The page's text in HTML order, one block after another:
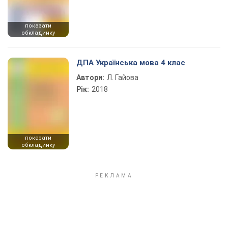
показати
обкладинку
показати
обкладинку
ДПА Українська мова 4 клас
Автори: Л. Гайова
Рік: 2018